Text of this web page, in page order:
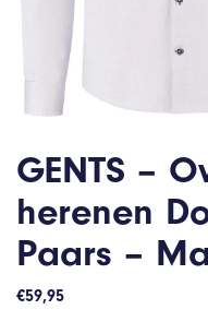
GENTS –
herenen
Paars –
€59,95